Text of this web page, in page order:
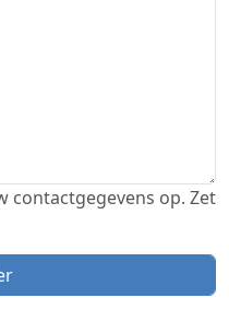
contactgegevens op. Zet